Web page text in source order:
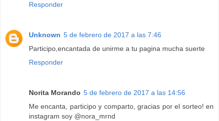
Responder
Unknown 5 de febrero de 2017 a las 7:46
Participo,encantada de unirme a tu pagina mucha suerte
Responder
Norita Morando 5 de febrero de 2017 a las 14:56
Me encanta, participo y comparto, gracias por el sorteo! en
instagram soy @nora_mrnd